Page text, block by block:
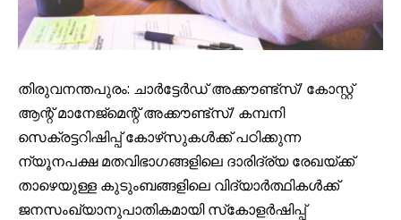
തിരുവനന്തപുരം: ചാർട്ടേർഡ് അക്കൗണ്ട്‌സ്/ കോസ്റ്റ്
ആന്റ് മാനേജ്‌മെന്റ് അക്കൗണ്ട്‌സ്/ കമ്പനി
സെക്രട്ടറിഷിപ്പ് കോഴ്‌സുകൾക്ക് പഠിക്കുന്ന
ന്യൂനപക്ഷ മതവിഭാഗങ്ങളിലെ ദാരിദ്ര്യ രേഖയ്ക്ക്
താഴെയുള്ള കുടുംബങ്ങളിലെ വിദ്യാർത്ഥികൾക്ക്
ജനസംഖ്യാനുപാതികമായി സ്‌കോളർഷിപ്പ്